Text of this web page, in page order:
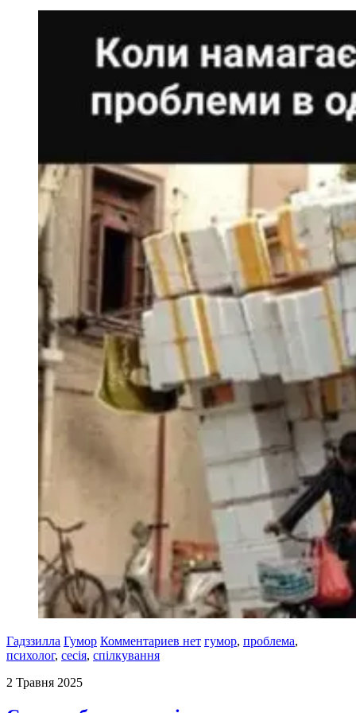
Гадззилла Гумор Комментариев нет гумор, проблема,
психолог, сесія, спілкування
2 Травня 2025